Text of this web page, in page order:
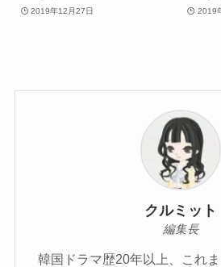
2019年12月27日 2019
クルミット
編集長
韓国ドラマ歴20年以上、これ